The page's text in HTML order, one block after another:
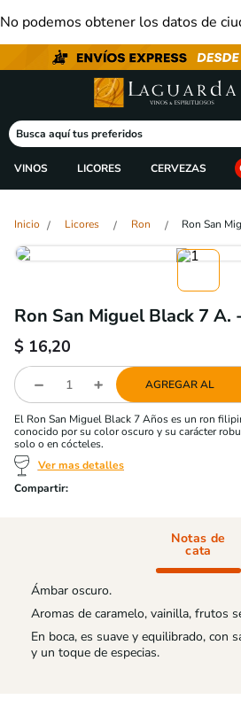
No podemos obtener los datos de
Busca aquí tus preferidos
VINOS LICORES CERVEZAS
Licores Ron
Ron San Miguel Black 7 A.
$ 16,20
AGREGAR AL
El Ron San Miguel Black 7 Años es un ron
conocido por su color oscuro y su carácter
solo o en cócteles.
Ver mas detalles
Notas de
cata
Ámbar oscuro.
Aromas de caramelo, vainilla, frutos
En boca, es suave y equilibrado, con
y un toque de especias.